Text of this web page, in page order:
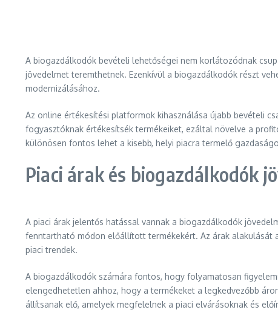
A biogazdálkodók bevételi lehetőségei nem korlátozódnak
jövedelmet teremthetnek. Ezenkívül a biogazdálkodók részt
modernizálásához.
Az online értékesítési platformok kihasználása újabb bevételi
fogyasztóknak értékesítsék termékeiket, ezáltal növelve a
különösen fontos lehet a kisebb, helyi piacra termelő
Piaci árak és biogazdálkodók
A piaci árak jelentős hatással vannak a biogazdálkodók
fenntartható módon előállított termékekért. Az árak alakulását
piaci trendek.
A biogazdálkodók számára fontos, hogy folyamatosan
elengedhetetlen ahhoz, hogy a termékeket a legkedvezőbb
állítsanak elő, amelyek megfelelnek a piaci elvárásoknak és